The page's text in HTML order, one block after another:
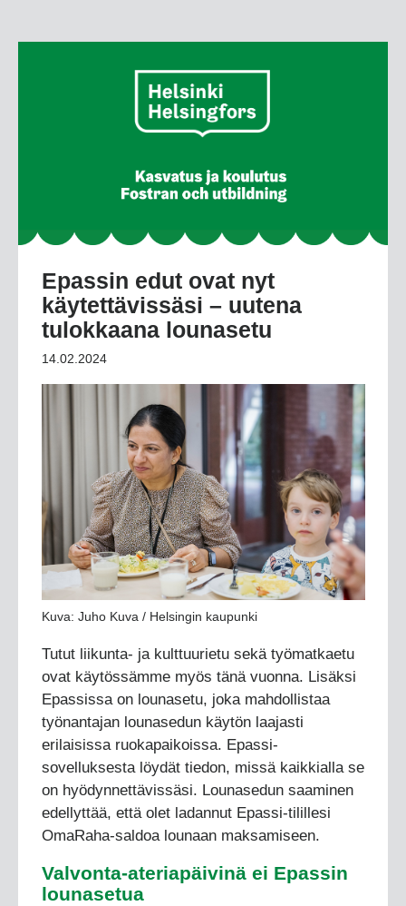
Epassin edut ovat nyt
käytettävissäsi – uutena
tulokkaana lounasetu
14.02.2024
Kuva: Juho Kuva / Helsingin kaupunki
Tutut liikunta- ja kulttuurietu sekä työmatkaetu
ovat käytössämme myös tänä vuonna. Lisäksi
Epassissa on lounasetu, joka mahdollistaa
työnantajan lounasedun käytön laajasti
erilaisissa ruokapaikoissa. Epassi-
sovelluksesta löydät tiedon, missä kaikkialla se
on hyödynnettävissäsi. Lounasedun saaminen
edellyttää, että olet ladannut Epassi-tilillesi
OmaRaha-saldoa lounaan maksamiseen.
Valvonta-ateriapäivinä ei Epassin
lounasetua